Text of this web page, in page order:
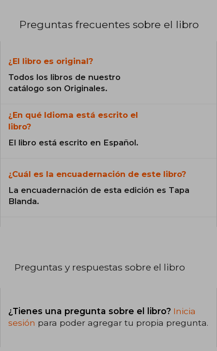
Preguntas frecuentes sobre el libro
¿El libro es original?
Todos los libros de nuestro
catálogo son Originales.
¿En qué Idioma está escrito el
libro?
El libro está escrito en Español.
¿Cuál es la encuadernación de este libro?
La encuadernación de esta edición es Tapa
Blanda.
Preguntas y respuestas sobre el libro
¿Tienes una pregunta sobre el libro? Inicia
sesión para poder agregar tu propia pregunta.